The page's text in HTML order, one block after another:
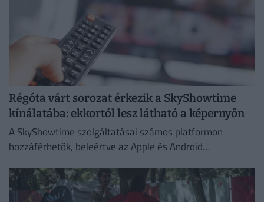
Régóta várt sorozat érkezik a SkyShowtime
kínálatába: ekkortól lesz látható a képernyőn
A SkyShowtime szolgáltatásai számos platformon
hozzáférhetők, beleértve az Apple és Android